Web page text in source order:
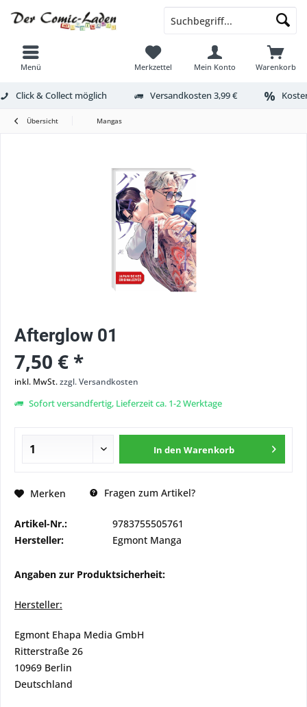
Menü Warenkorb
Merkzettel Mein Konto
Click & Collect möglich Versandkosten 3,99 €
Übersicht Mangas
Afterglow 01
7,50 € *
inkl. MwSt.zzgl. Versandkosten
Sofort versandfertig, Lieferzeit ca. 1-2 Werktage
In den Warenkorb
Merken Fragen zum Artikel?
Artikel-Nr.:
9783755505761
Hersteller:
Egmont Manga
Angaben zur Produktsicherheit:
Hersteller:
Egmont Ehapa Media GmbH
Ritterstraße 26
10969 Berlin
Deutschland